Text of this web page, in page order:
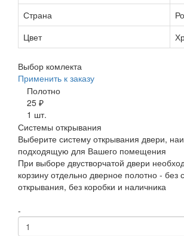
Страна
Цвет
Выбор комлекта
Применить к заказу
Полотно
25 ₽
1 шт.
Системы открывания
Выберите систему открывания двери,
подходящую для Вашего помещения
При выборе двустворчатой двери
корзину отдельно дверное полотно - без
открывания, без коробки и наличника
-